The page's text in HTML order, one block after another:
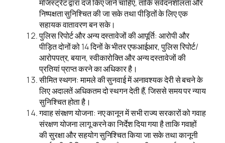
मजिस्ट्रेट द्वारा दर्ज किए जाने चाहिए, ताकि संवेदनशीलता और
निष्पक्षता सुनिश्चित की जा सके तथा पीड़ितों के लिए एक
सहायक वातावरण बन सके।
पुलिस रिपोर्ट और अन्य दस्तावेजों की आपूर्ति: आरोपी और
पीड़ित दोनों को 14 दिनों के भीतर एफआईआर, पुलिस रिपोर्ट/
आरोपपत्र, बयान, स्वीकारोक्ति और अन्य दस्तावेजों की
प्रतियां प्राप्त करने का अधिकार है।
सीमित स्थगन: मामले की सुनवाई में अनावश्यक देरी से बचने के
लिए अदालतें अधिकतम दो स्थगन देती हैं, जिससे समय पर न्याय
सुनिश्चित होता है।
गवाह संरक्षण योजना: नए कानून में सभी राज्य सरकारों को गवाह
संरक्षण योजना लागू करने का निर्देश दिया गया है ताकि गवाहों
की सुरक्षा और सहयोग सुनिश्चित किया जा सके तथा कानूनी